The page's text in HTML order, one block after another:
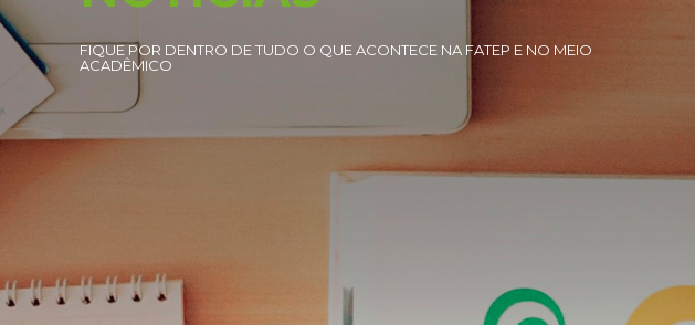
FIQUE POR DENTRO DE TUDO O QUE ACONTECE NA FATEP E NO MEIO
ACADÊMICO